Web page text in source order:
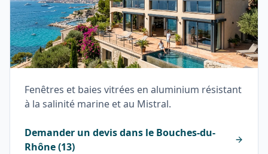
Fenêtres et baies vitrées en aluminium résistant
à la salinité marine et au Mistral.
Demander un devis dans le Bouches-du-
Rhône(13)